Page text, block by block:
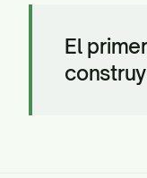
El